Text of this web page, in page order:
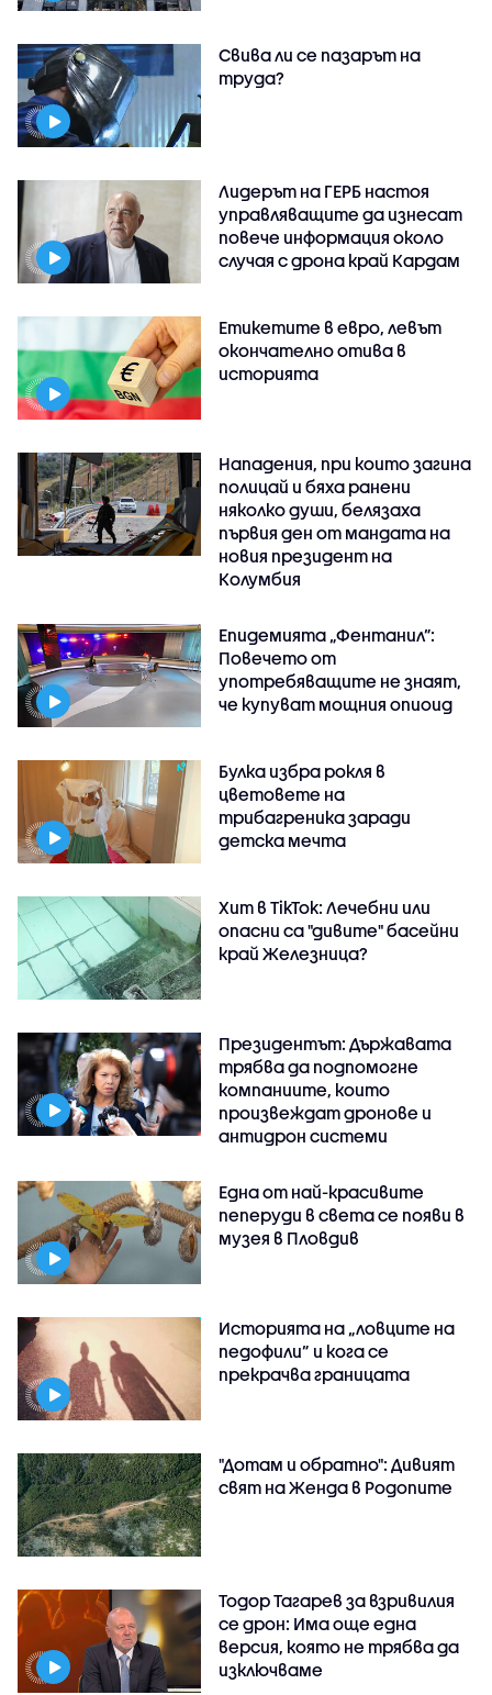
Свива ли се пазарът на
труда?
Лидерът на ГЕРБ настоя
управляващите да изнесат
повече информация около
случая с дрона край Кардам
Етикетите в евро, левът
окончателно отива в
историята
Нападения, при които загина
полицай и бяха ранени
няколко души, белязаха
първия ден от мандата на
новия президент на
Колумбия
Епидемията „Фентанил”:
Повечето от
употребяващите не знаят,
че купуват мощния опиоид
Булка избра рокля в
цветовете на
трибагреника заради
детска мечта
Хит в TikTok: Лечебни или
опасни са "дивите" басейни
край Железница?
Президентът: Държавата
трябва да подпомогне
компаниите, които
произвеждат дронове и
антидрон системи
Една от най-красивите
пеперуди в света се появи в
музея в Пловдив
Историята на „ловците на
педофили” и кога се
прекрачва границата
"Дотам и обратно": Дивият
свят на Женда в Родопите
Тодор Тагарев за взривилия
се дрон: Има още една
версия, която не трябва да
изключваме